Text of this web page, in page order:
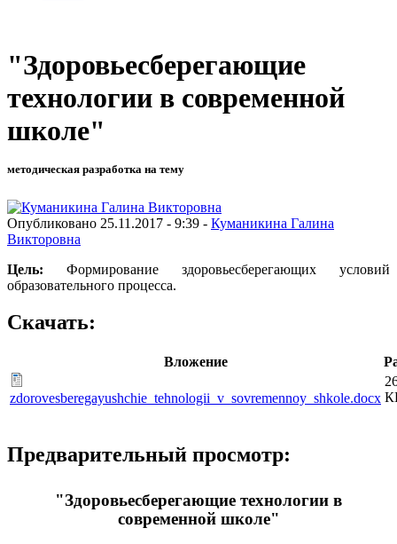
"Здоровьесберегающие
технологии в современной
школе"
методическая разработка на тему
Опубликовано 25.11.2017 - 9:39 - Куманикина Галина
Викторовна
Цель: Формирование здоровьесберегающих условий
образовательного процесса.
Скачать:
Вложение
zdorovesberegayushchie_tehnologii_v_sovremennoy_shkole.docx
Предварительный просмотр:
"Здоровьесберегающие технологии в
современной школе"